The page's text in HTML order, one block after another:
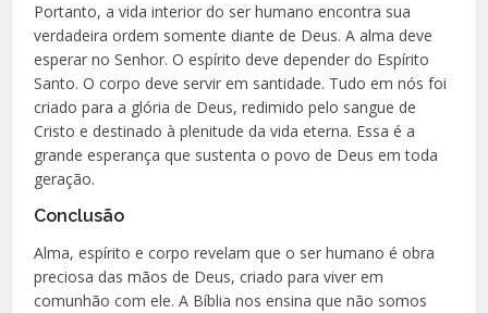
Portanto, a vida interior do ser humano encontra sua
verdadeira ordem somente diante de Deus. A alma deve
esperar no Senhor. O espírito deve depender do Espírito
Santo. O corpo deve servir em santidade. Tudo em nós foi
criado para a glória de Deus, redimido pelo sangue de
Cristo e destinado à plenitude da vida eterna. Essa é a
grande esperança que sustenta o povo de Deus em toda
geração.
Conclusão
Alma, espírito e corpo revelam que o ser humano é obra
preciosa das mãos de Deus, criado para viver em
comunhão com ele. A Bíblia nos ensina que não somos